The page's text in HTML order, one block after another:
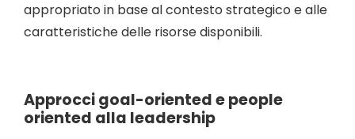
appropriato in base al contesto strategico e alle
caratteristiche delle risorse disponibili.
Approcci goal-oriented e people
oriented alla leadership